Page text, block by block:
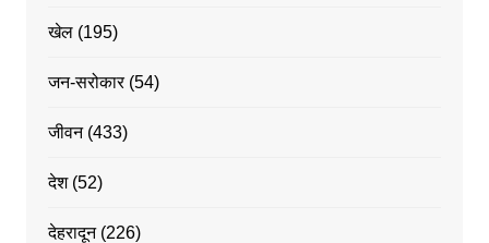
खेल(195)
जन-सरोकार(54)
जीवन(433)
देश(52)
देहरादून(226)